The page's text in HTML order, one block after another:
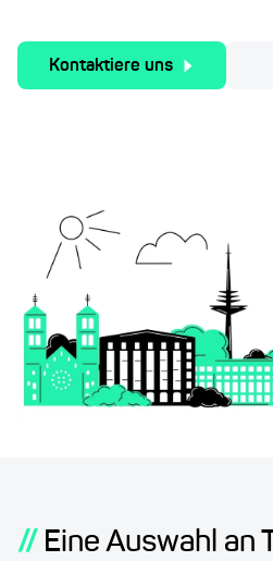
Kontaktiere uns
// Eine Auswahl an